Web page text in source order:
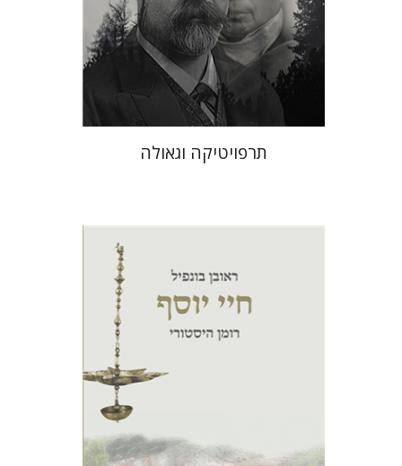
עכשיו בהנחה
$35
$26
תרפויטיקה וגאולה
ראובן בונפיל